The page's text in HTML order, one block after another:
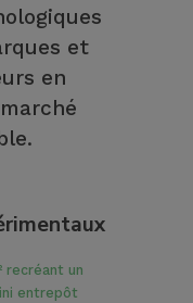
et
en
recréant un
entrepôt